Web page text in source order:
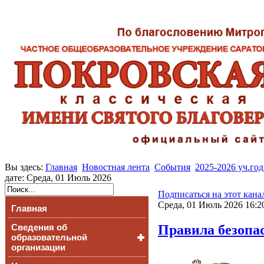
Вы здесь: Главная Новостная лента События 2025-2026 уч.год
дате: Среда, 01 Июль 2026
Главная
Сведения об
образовательной
организации
Подписаться на этот
Среда, 01 Июль 2026
Правила